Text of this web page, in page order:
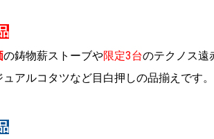
の鋳物薪ストーブや限定3台のテクノス遠
アルコタツなど目白押しの品揃えです。